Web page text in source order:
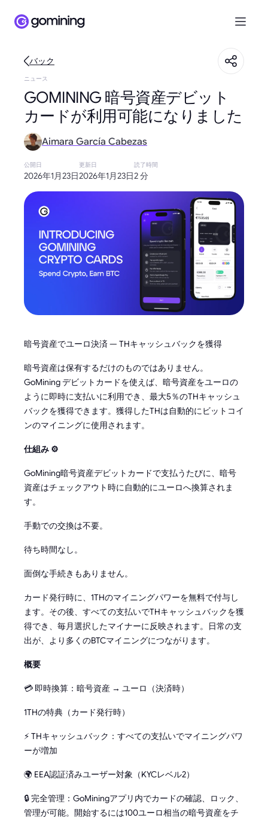
バック
ニュース
GOMINING 暗号資産デビット
カードが利用可能になりました
Aimara García Cabezas
公開日
2026年1月23日
更新日
2026年1月23日
読了時間
2 分
暗号資産でユーロ決済 — THキャッシュバックを獲得
暗号資産は保有するだけのものではありません。
GoMining デビットカードを使えば、暗号資産をユーロの
ように即時に支払いに利用でき、最大5％のTHキャッシュ
バックを獲得できます。獲得したTHは自動的にビットコイ
ンのマイニングに使用されます。
仕組み ⚙️
GoMining暗号資産デビットカードで支払うたびに、暗号
資産はチェックアウト時に自動的にユーロへ換算されま
す。
手動での交換は不要。
待ち時間なし。
面倒な手続きもありません。
カード発行時に、1THのマイニングパワーを無料で付与し
ます。その後、すべての支払いでTHキャッシュバックを獲
得でき、毎月選択したマイナーに反映されます。日常の支
出が、より多くのBTCマイニングにつながります。
概要
💳 即時換算：暗号資産 → ユーロ（決済時）
1THの特典（カード発行時）
⚡ THキャッシュバック：すべての支払いでマイニングパワ
ーが増加
🌍 EEA認証済みユーザー対象（KYCレベル2）
🔒 完全管理：GoMiningアプリ内でカードの確認、ロック、
管理が可能。開始するには100ユーロ相当の暗号資産をチ